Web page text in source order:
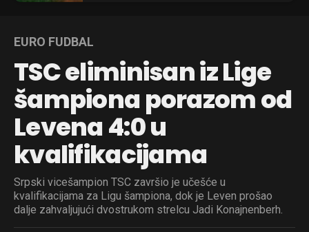
EURO FUDBAL
TSC eliminisan iz Lige
šampiona porazom od
Levena 4:0 u
kvalifikacijama
Srpski vicešampion TSC završio je učešće u
kvalifikacijama za Ligu šampiona, dok je Leven prošao
dalje zahvaljujući dvostrukom strelcu Jadi Konajnenberh.